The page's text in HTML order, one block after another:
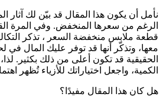
نأمل أن يكون هذا المقال قد بيّن لك آثار
الرغم من سعرها المنخفض. وفي المرة
قطعة ملابس منخفضة السعر ، تذكر
معها، وتذكّر أنها قد توفر عليك المال في
الحقيقية قد تكون أعلى من ذلك بكثير.
الكمية، واجعل اختياراتك للأزياء تُظهر
هل كان هذا المقال مفيدًا؟